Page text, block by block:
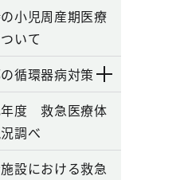
小児周産期医療
いて
循環器病対策
度 救急医療体
調べ
設における救急